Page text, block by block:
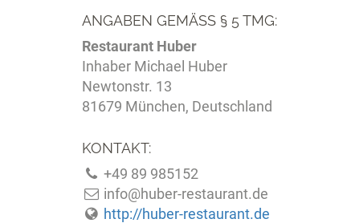
ANGABEN GEMÄSS § 5 TMG:
Restaurant Huber
Inhaber Michael Huber
Newtonstr. 13
81679 München, Deutschland
KONTAKT:
+49 89 985152
info@huber-restaurant.de
http://huber-restaurant.de